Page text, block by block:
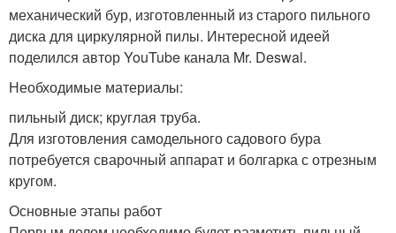
механический бур, изготовленный из старого пильного
диска для циркулярной пилы. Интересной идеей
поделился автор YouTube канала Mr. Deswal.
Необходимые материалы:
пильный диск; круглая труба.
Для изготовления самодельного садового бура
потребуется сварочный аппарат и болгарка с отрезным
кругом.
Основные этапы работ